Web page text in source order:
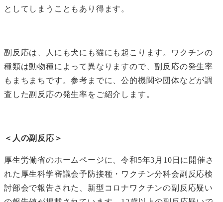
としてしまうこともあり得ます。
副反応は、人にも犬にも猫にも起こります。ワクチンの
種類は動物種によって異なりますので、副反応の発生率
もまちまちです。参考までに、公的機関や団体などが調
査した副反応の発生率をご紹介します。
＜人の副反応＞
厚生労働省のホームページに、令和5年3月10日に開催さ
れた厚生科学審議会予防接種・ワクチン分科会副反応検
討部会で報告された、新型コロナワクチンの副反応疑い